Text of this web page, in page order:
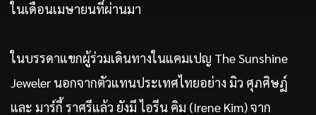
ในเดือนเมษายนที่ผ่านมา
ในบรรดาแขกผู้ร่วมเดินทางในแคมเปญ The Sunshine
Jeweler นอกจากตัวแทนประเทศไทยอย่าง มิว ศุภศิษฏ์
และ มาร์กี้ ราศรีแล้ว ยังมี ไอรีน คิม (Irene Kim) จาก